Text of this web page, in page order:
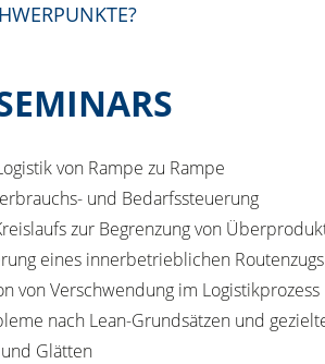
von Rampe zu Rampe
und Bedarfssteuerung
zur Begrenzung von
eines innerbetrieblichen
von Verschwendung im Logistikprozess
nach Lean-Grundsätzen und
Glätten